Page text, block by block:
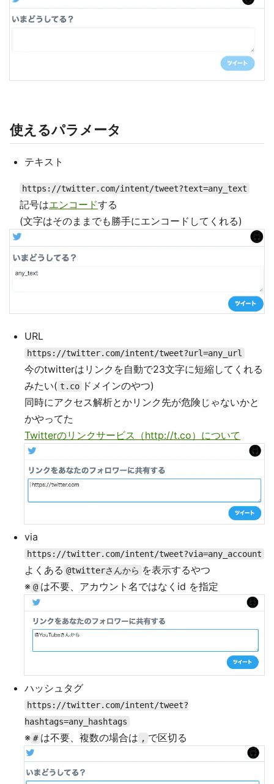
使えるパラメータ
テキスト
https://twitter.com/intent/tweet?text=any_text
記号はエンコードする
(文字はそのままでも勝手にエンコードしてくれる)
URL
https://twitter.com/intent/tweet?url=any_url
今のtwitterはリンクを自動で23文字に短縮してくれる
みたい( t.co ドメインのやつ)
同時にアクセス解析とかリンク先が危険じゃないかと
かやってた
Twitterのリンクサービス（http://t.co）について
via
https://twitter.com/intent/tweet?via=any_account
よくある @twitterさんから を表示するやつ
※ @ は不要、アカウント名ではなくid を指定
ハッシュタグ
https://twitter.com/intent/tweet?
hashtags=any_hashtags
※ # は不要、複数の場合は , で区切る